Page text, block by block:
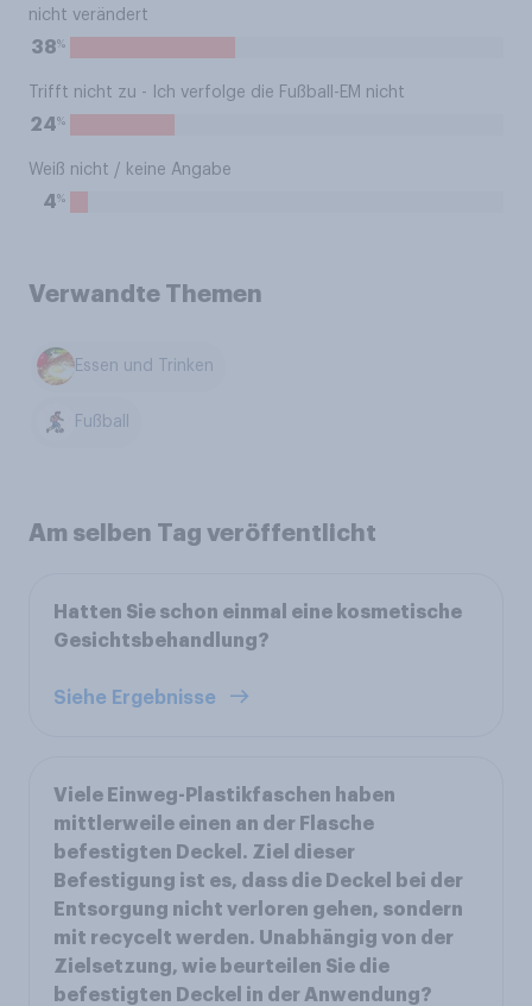
nicht verändert
38%
Trifft nicht zu - Ich verfolge die Fußball-EM nicht
24%
Weiß nicht / keine Angabe
4%
Verwandte Themen
Essen und Trinken
Fußball
Am selben Tag veröffentlicht
Hatten Sie schon einmal eine kosmetische
Gesichtsbehandlung?
Siehe Ergebnisse
Viele Einweg-Plastikfaschen haben
mittlerweile einen an der Flasche
befestigten Deckel. Ziel dieser
Befestigung ist es, dass die Deckel bei der
Entsorgung nicht verloren gehen, sondern
mit recycelt werden. Unabhängig von der
Zielsetzung, wie beurteilen Sie die
befestigten Deckel in der Anwendung?